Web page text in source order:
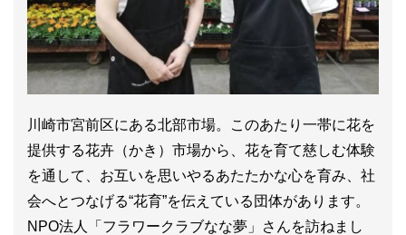
川崎市宮前区にある北部市場。このあたり一帯に花を
提供する花卉（かき）市場から、花を育て慈しむ体験
を通して、お互いを思いやるあたたかな心を育み、社
会へとつなげる“花育”を伝えている団体があります。
NPO法人「フラワークラブなな夢」さんを訪ねまし